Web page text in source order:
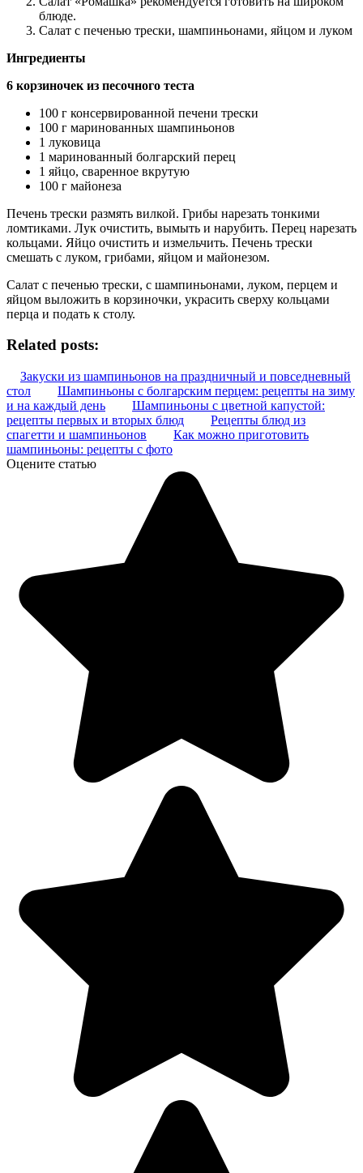
блюде.
Салат с печенью трески, шампиньонами, яйцом и луком
Ингредиенты
6 корзиночек из песочного теста
100 г консервированной печени трески
100 г маринованных шампиньонов
1 луковица
1 маринованный болгарский перец
1 яйцо, сваренное вкрутую
100 г майонеза
Печень трески размять вилкой. Грибы нарезать тонкими
ломтиками. Лук очистить, вымыть и нарубить. Перец нарезать
кольцами. Яйцо очистить и измельчить. Печень трески
смешать с луком, грибами, яйцом и майонезом.
Салат с печенью трески, с шампиньонами, луком, перцем и
яйцом выложить в корзиночки, украсить сверху кольцами
перца и подать к столу.
Related posts:
Закуски из шампиньонов на праздничный и повседневный
стол
Шампиньоны с болгарским перцем: рецепты на зиму
и на каждый день
Шампиньоны с цветной капустой:
рецепты первых и вторых блюд
Рецепты блюд из
спагетти и шампиньонов
Как можно приготовить
шампиньоны: рецепты с фото
Оцените статью